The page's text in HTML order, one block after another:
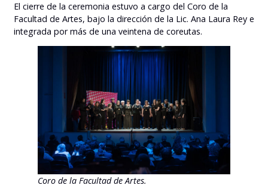
El cierre de la ceremonia estuvo a cargo del Coro de la
Facultad de Artes, bajo la dirección de la Lic. Ana Laura Rey e
integrada por más de una veintena de coreutas.
Coro de la Facultad de Artes.